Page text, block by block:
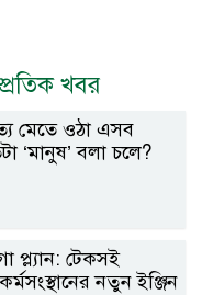
খবর
মেতে ওঠা এসব
‘মানুষ’ বলা চলে?
প্ল্যান: টেকসই
নতুন ইঞ্জিন